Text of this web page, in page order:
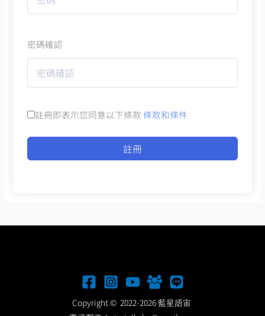
密碼確認
註冊即表示您同意以下條款 條款和條件
註冊
Copyright © 2022-2026 藍星語宙